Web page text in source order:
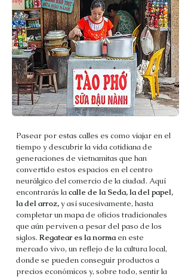
Pasear por estas calles es como viajar en el
tiempo y descubrir la vida cotidiana de
generaciones de vietnamitas que han
convertido estos espacios en el centro
neurálgico del comercio de la ciudad. Aquí
encontrarás lacalle de la Seda, la del papel,
la del arroz,y así sucesivamente, hasta
completar un mapa de oficios tradicionales
que aún perviven a pesar del paso de los
siglos. Regatear es la normaen este
mercado vivo, un reflejo de la cultura local,
donde se pueden conseguir productos a
precios económicos y, sobre todo, sentir la